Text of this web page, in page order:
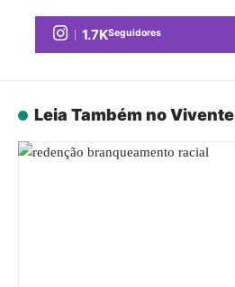
1.7KSeguidores
Leia Também no Vivente